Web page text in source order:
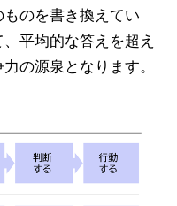
のを書き換えてい
平均的な答えを超え
の源泉となります。